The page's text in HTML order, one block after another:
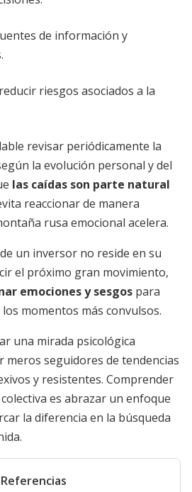
de información y
riesgos asociados a la
revisar periódicamente la
la evolución personal y del
las caídas son parte natural
reaccionar de manera
rusa emocional acelera.
un inversor no reside en su
el próximo gran movimiento,
emociones y sesgos para
momentos más convulsos.
una mirada psicológica
meros seguidores de tendencias
y resistentes. Comprender
es abrazar un enfoque
la diferencia en la búsqueda
Referencias